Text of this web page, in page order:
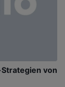
von